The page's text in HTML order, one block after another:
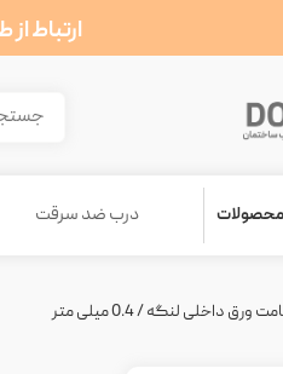
ارتباط
درب ضد سرقت
داخلی لنگه / 0.4 میلی متر